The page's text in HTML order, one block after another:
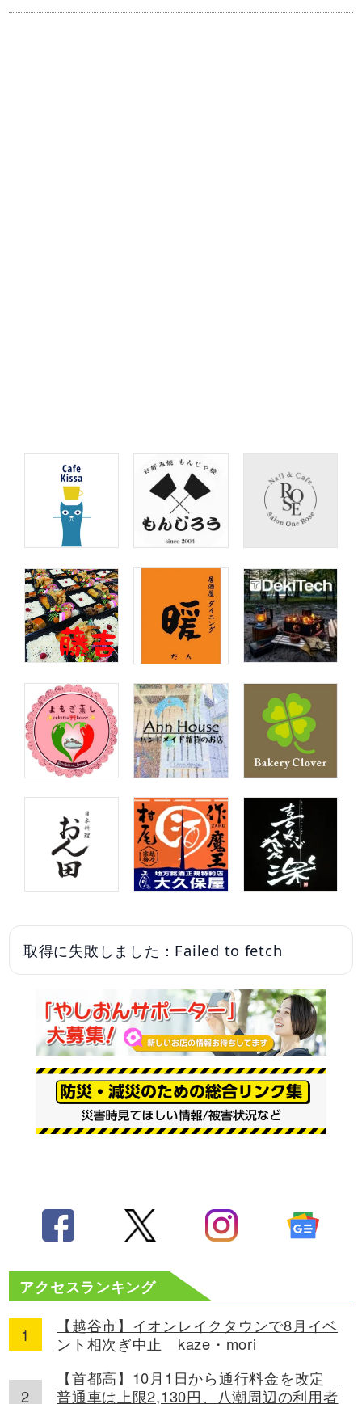
取得に失敗しました：Failed to fetch
アクセスランキング
【越谷市】イオンレイクタウンで8月イベ
ント相次ぎ中止 kaze・mori
【首都高】10月1日から通行料金を改定
普通車は上限2,130円、八潮周辺の利用者